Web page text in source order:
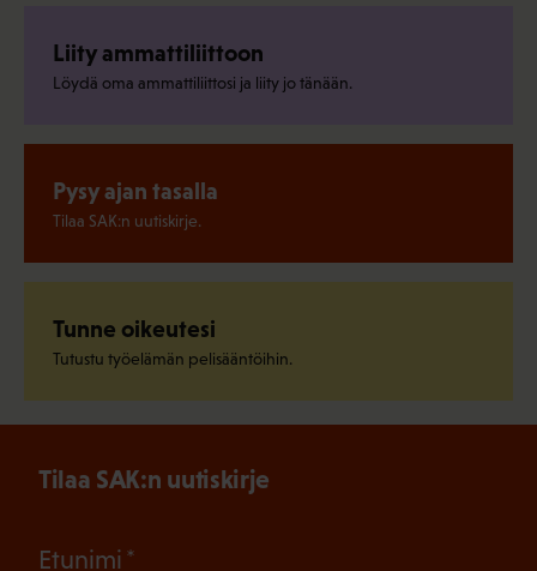
Liity ammattiliittoon
Löydä oma ammattiliittosi ja liity jo tänään.
Pysy ajan tasalla
Tilaa SAK:n uutiskirje.
Tunne oikeutesi
Tutustu työelämän pelisääntöihin.
Tilaa SAK:n uutiskirje
Etunimi